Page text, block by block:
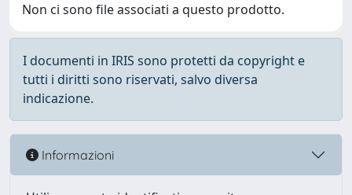
Non ci sono file associati a questo prodotto.
I documenti in IRIS sono protetti da copyright e
tutti i diritti sono riservati, salvo diversa
indicazione.
Informazioni